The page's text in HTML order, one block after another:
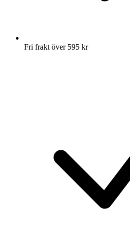
Fri frakt över 595 kr